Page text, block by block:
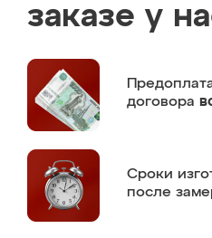
заказе у
договора
Сроки
после